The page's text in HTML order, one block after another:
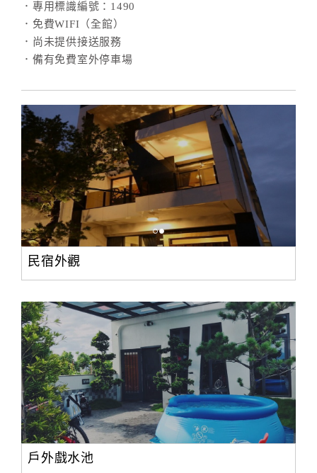
．專用標識編號：1490
．免費WIFI（全館）
．尚未提供接送服務
．備有免費室外停車場
民宿外觀
戶外戲水池